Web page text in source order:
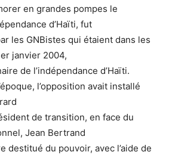
en grandes pompes le
d’Haïti, fut
les GNBistes qui étaient dans les
janvier 2004,
de l’indépendance d’Haïti.
l’opposition avait installé
de transition, en face du
Jean Bertrand
destitué du pouvoir, avec l’aide de